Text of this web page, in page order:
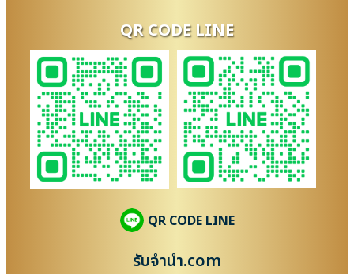
QR CODE LINE
QR CODE LINE
รับจํานํา.com